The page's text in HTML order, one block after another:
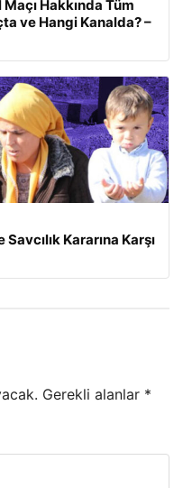
Hakkında Tüm
ve Hangi Kanalda? –
Kararına Karşı
Gerekli alanlar *